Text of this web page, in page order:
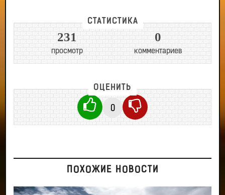
СТАТИСТИКА
231
просмотр
0
комментариев
ОЦЕНИТЬ
0
ПОХОЖИЕ НОВОСТИ